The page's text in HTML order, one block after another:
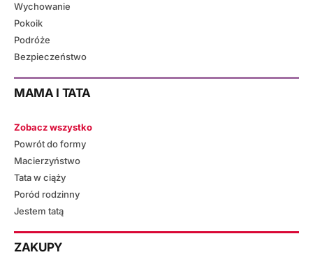
Wychowanie
Pokoik
Podróże
Bezpieczeństwo
MAMA I TATA
Zobacz wszystko
Powrót do formy
Macierzyństwo
Tata w ciąży
Poród rodzinny
Jestem tatą
ZAKUPY